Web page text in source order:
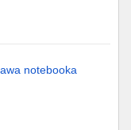
notebooka